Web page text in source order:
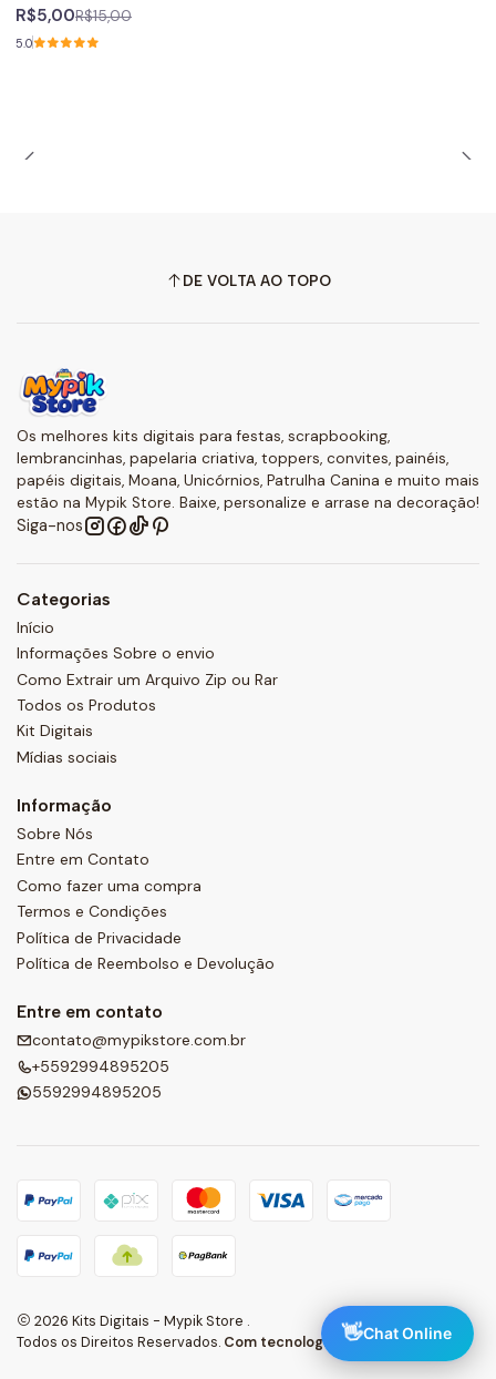
R$5,00R$15,00
5.0
DE VOLTA AO TOPO
Os melhores kits digitais para festas, scrapbooking,
lembrancinhas, papelaria criativa, toppers, convites, painéis,
papéis digitais, Moana, Unicórnios, Patrulha Canina e muito mais
estão na Mypik Store. Baixe, personalize e arrase na decoração!
Siga-nos
Categorias
Início
Informações Sobre o envio
Como Extrair um Arquivo Zip ou Rar
Todos os Produtos
Kit Digitais
Mídias sociais
Informação
Sobre Nós
Entre em Contato
Como fazer uma compra
Termos e Condições
Política de Privacidade
Política de Reembolso e Devolução
Entre em contato
contato@mypikstore.com.br
+5592994895205
5592994895205
2026 Kits Digitais - Mypik Store .
Todos os Direitos Reservados. Com tecnologia Jumpseller.
👋Chat Online